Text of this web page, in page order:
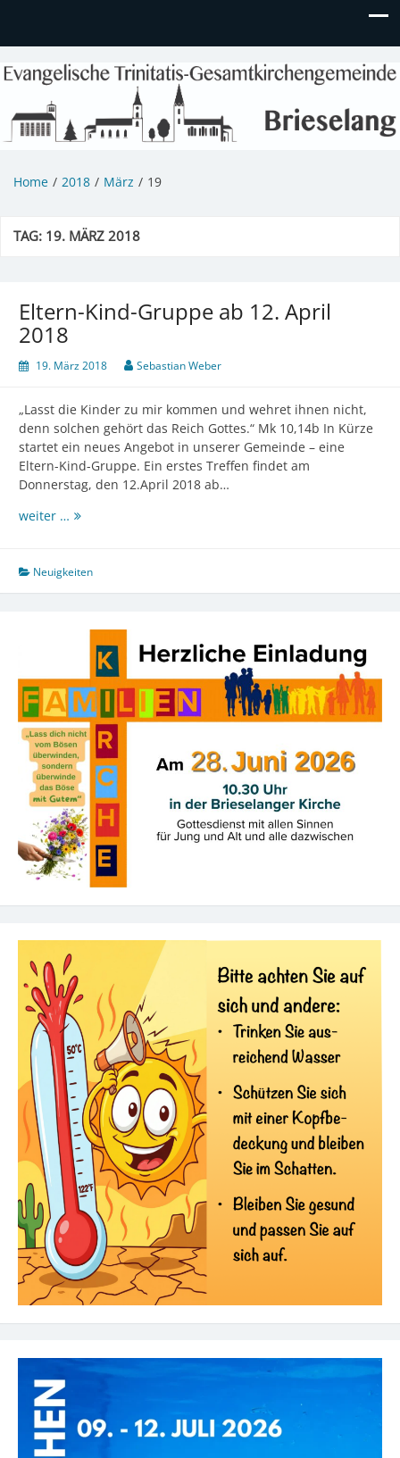
Evangelische Kirchengemeinde
Brieselang
Informationen zu Veranstaltungen, Gemeindeleben und
unserem Kindergarten
Home 2018 März 19
TAG: 19. MÄRZ 2018
Eltern-Kind-Gruppe ab 12. April
2018
19. März 2018 Sebastian Weber
„Lasst die Kinder zu mir kommen und wehret ihnen nicht,
denn solchen gehört das Reich Gottes.“ Mk 10,14b In Kürze
startet ein neues Angebot in unserer Gemeinde – eine
Eltern-Kind-Gruppe. Ein erstes Treffen findet am
Donnerstag, den 12.April 2018 ab…
weiter … Eltern-
ab
12.
2018
Neuigkeiten